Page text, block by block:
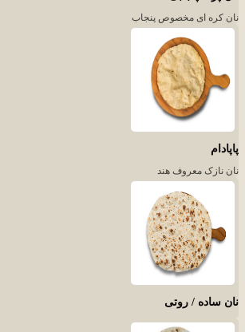
نان کره ای مخصوص پنجاب
پاپادام
نان نازک معروف هند
نان ساده / روتی